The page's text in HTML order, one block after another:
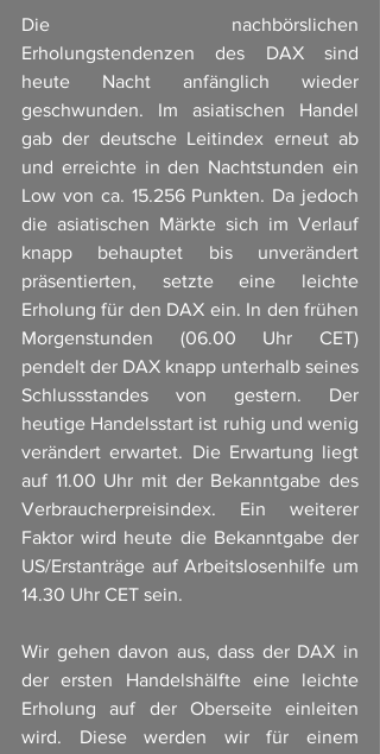
Die nachbörslichen
Erholungstendenzen des DAX sind
heute Nacht anfänglich wieder
geschwunden. Im asiatischen Handel
gab der deutsche Leitindex erneut ab
und erreichte in den Nachtstunden ein
Low von ca. 15.256 Punkten. Da jedoch
die asiatischen Märkte sich im Verlauf
knapp behauptet bis unverändert
präsentierten, setzte eine leichte
Erholung für den DAX ein. In den frühen
Morgenstunden (06.00 Uhr CET)
pendelt der DAX knapp unterhalb seines
Schlussstandes von gestern. Der
heutige Handelsstart ist ruhig und wenig
verändert erwartet. Die Erwartung liegt
auf 11.00 Uhr mit der Bekanntgabe des
Verbraucherpreisindex. Ein weiterer
Faktor wird heute die Bekanntgabe der
US/Erstanträge auf Arbeitslosenhilfe um
14.30 Uhr CET sein.
Wir gehen davon aus, dass der DAX in
der ersten Handelshälfte eine leichte
Erholung auf der Oberseite einleiten
wird. Diese werden wir für einem